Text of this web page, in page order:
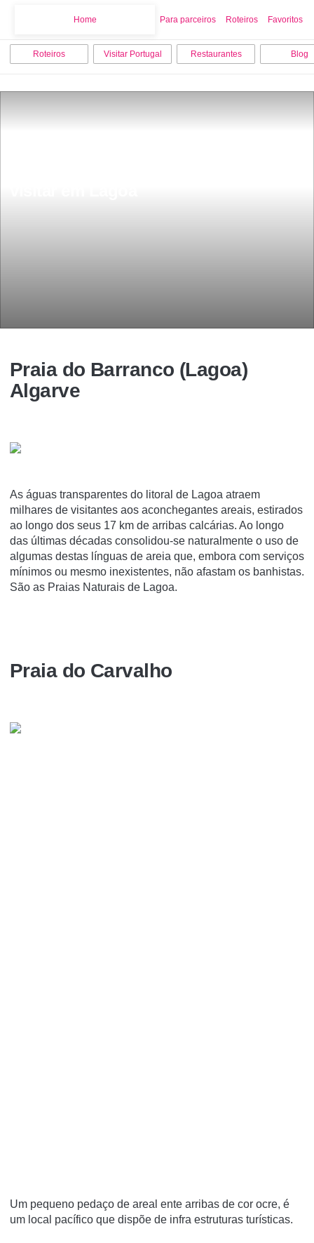
Home Para parceiros Roteiros Favoritos
Roteiros Visitar Portugal Restaurantes Blog
Praia do Barranco (Lagoa)
Algarve
As águas transparentes do litoral de Lagoa atraem
milhares de visitantes aos aconchegantes areais, estirados
ao longo dos seus 17 km de arribas calcárias. Ao longo
das últimas décadas consolidou-se naturalmente o uso de
algumas destas línguas de areia que, embora com serviços
mínimos ou mesmo inexistentes, não afastam os banhistas.
São as Praias Naturais de Lagoa.
Praia do Carvalho
Um pequeno pedaço de areal ente arribas de cor ocre, é
um local pacífico que dispõe de infra estruturas turísticas.